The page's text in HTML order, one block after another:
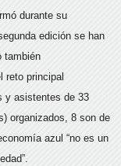
durante su
edición se han
también
reto principal
y asistentes de 33
organizados, 8 son de
azul “no es un